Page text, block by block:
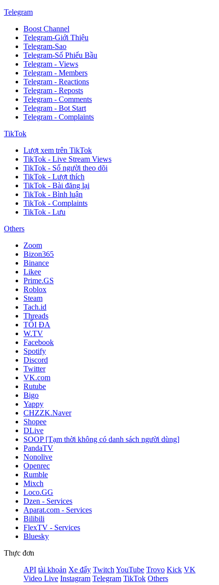
Telegram
Boost Channel
Telegram-Giới Thiệu
Telegram-Sao
Telegram-Số Phiếu Bầu
Telegram - Views
Telegram - Members
Telegram - Reactions
Telegram - Reposts
Telegram - Comments
Telegram - Bot Start
Telegram - Complaints
TikTok
Lượt xem trên TikTok
TikTok - Live Stream Views
TikTok - Số người theo dõi
TikTok - Lượt thích
TikTok - Bài đăng lại
TikTok - Bình luận
TikTok - Complaints
TikTok - Lưu
Others
Zoom
Bizon365
Binance
Likee
Prime.GS
Roblox
Steam
Tach.id
Threads
TỐI ĐA
W.TV
Facebook
Spotify
Discord
Twitter
VK.com
Rutube
Bigo
Yappy
CHZZK.Naver
Shopee
DLive
SOOP [Tạm thời không có danh sách người dùng]
PandaTV
Nonolive
Openrec
Rumble
Mixch
Loco.GG
Dzen - Services
Aparat.com - Services
Bilibili
FlexTV - Services
Bluesky
Thực đơn
API tài khoản Xe đẩy Twitch YouTube Trovo Kick VK
Video Live Instagram Telegram TikTok Others